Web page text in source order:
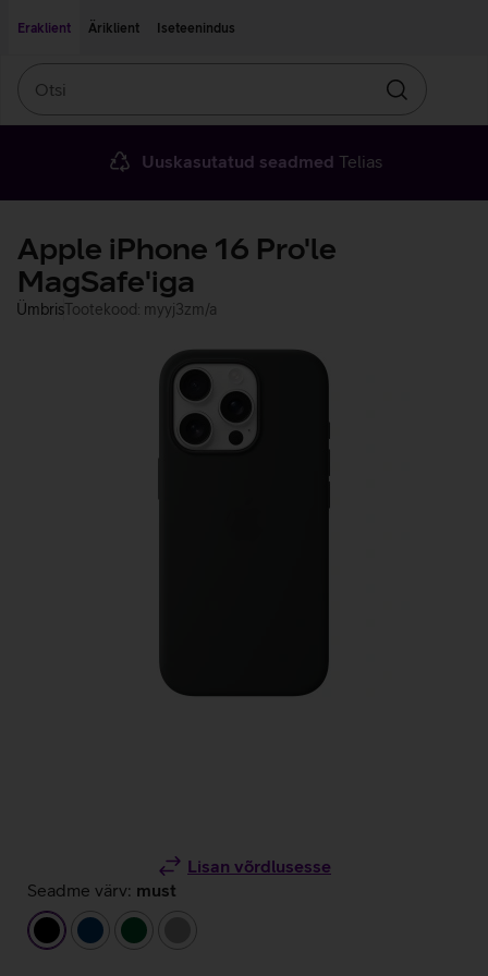
Eraklient
Äriklient Iseteenindus
Otsin
Uuskasutatud seadmed Telias
Apple iPhone 16 Pro'le
MagSafe'iga
ÜmbrisTootekood: myyj3zm/a
Lisan võrdlusesse
Seadme värv: must
must
tumesininetumeroheline